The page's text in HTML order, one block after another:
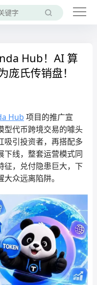
Hub！AI 算
庞氏传销盘！
Hub 项目的推广宣
型代币跨境交易的噱头
吸引投资者，再搭配多
下线，整套运营模式同
征，兑付隐患巨大，下
众远离陷阱。